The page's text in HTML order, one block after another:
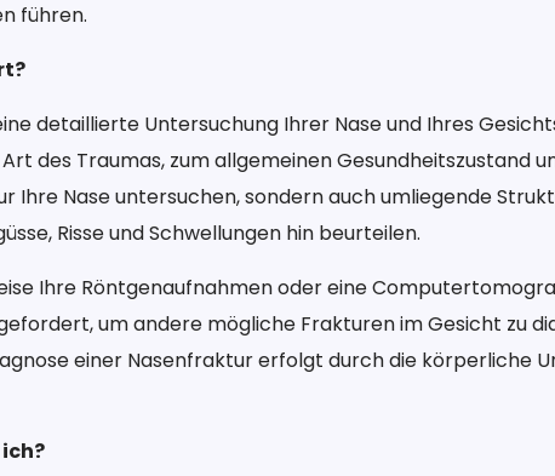
führen.
detaillierte Untersuchung Ihrer Nase und Ihres
des Traumas, zum allgemeinen Gesundheitszustand
Ihre Nase untersuchen, sondern auch umliegende
Risse und Schwellungen hin beurteilen.
Ihre Röntgenaufnahmen oder eine
um andere mögliche Frakturen im Gesicht zu
einer Nasenfraktur erfolgt durch die körperliche